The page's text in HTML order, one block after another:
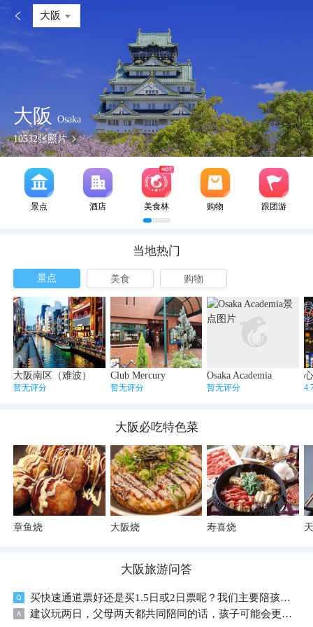
 大阪
大阪Osaka
10532张照片
景点 酒店 美食林 购物 跟团游
当地热门
景点 美食 购物
大阪南区（难波）
暂无评分
Club Mercury
暂无评分
Osaka Academia
暂无评分
大阪必吃特色菜
章鱼烧 大阪烧 寿喜烧
大阪旅游问答
买快速通道票好还是买1.5日或2日票呢？我们主要陪孩子玩，如果买2日票，1天爸爸陪1天妈妈陪
建议玩两日，父母两天都共同陪同的话，孩子可能会更开心一些